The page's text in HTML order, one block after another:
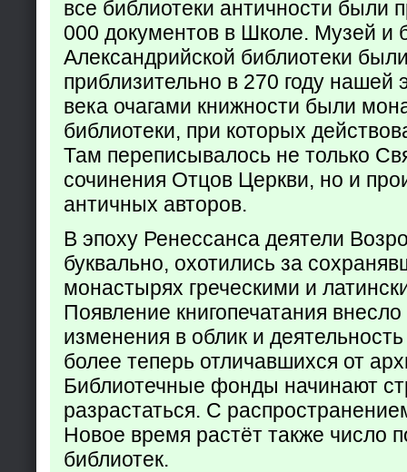
все библиотеки античности были
000 документов в Школе. Музей и
Александрийской библиотеки
приблизительно в 270 году
века очагами книжности были
библиотеки, при которых
Там переписывалось не только
сочинения Отцов Церкви, но и
античных авторов.
В эпоху Ренессанса деятели
буквально, охотились за
монастырях греческими и
Появление книгопечатания
изменения в облик и
более теперь отличавшихся от
Библиотечные фонды начинают
разрастаться. С
Новое время растёт также число
библиотек.